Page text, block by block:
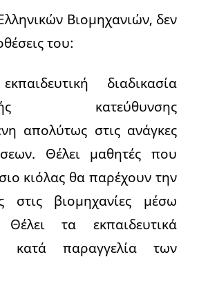
Βιομηχανιών, δεν
του:
διαδικασία
κατεύθυνσης
απολύτως στις ανάγκες
Θέλει μαθητές που
κιόλας θα παρέχουν την
στις βιομηχανίες μέσω
Θέλει τα εκπαιδευτικά
κατά παραγγελία των